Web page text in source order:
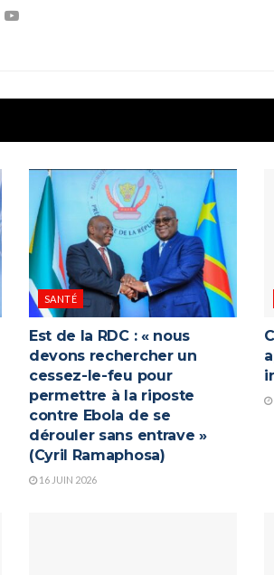
SANTÉ
Est de la RDC : « nous
devons rechercher un
cessez-le-feu pour
permettre à la riposte
contre Ebola de se
dérouler sans entrave »
(Cyril Ramaphosa)
16 JUIN 2026